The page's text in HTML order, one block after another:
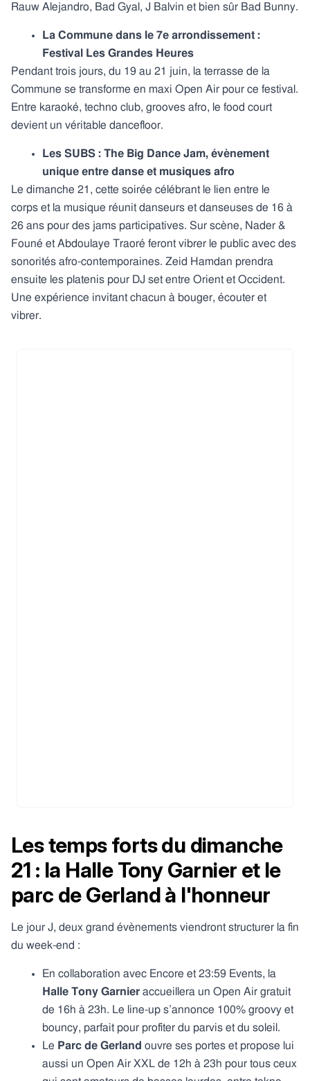
Rauw Alejandro, Bad Gyal, J Balvin et bien sûr Bad Bunny.
La Commune dans le 7e arrondissement :
Festival Les Grandes Heures
Pendant trois jours, du 19 au 21 juin, la terrasse de la
Commune se transforme en maxi Open Air pour ce festival.
Entre karaoké, techno club, grooves afro, le food court
devient un véritable dancefloor.
Les SUBS : The Big Dance Jam, évènement
unique entre danse et musiques afro
Le dimanche 21, cette soirée célébrant le lien entre le
corps et la musique réunit danseurs et danseuses de 16 à
26 ans pour des jams participatives. Sur scène, Nader &
Founé et Abdoulaye Traoré feront vibrer le public avec des
sonorités afro-contemporaines. Zeid Hamdan prendra
ensuite les platenis pour DJ set entre Orient et Occident.
Une expérience invitant chacun à bouger, écouter et
vibrer.
Les temps forts du dimanche
21 : la Halle Tony Garnier et le
parc de Gerland à l'honneur
Le jour J, deux grand évènements viendront structurer la fin
du week-end :
En collaboration avec Encore et 23:59 Events, la
Halle Tony Garnier accueillera un Open Air gratuit
de 16h à 23h. Le line-up s’annonce 100% groovy et
bouncy, parfait pour profiter du parvis et du soleil.
Le Parc de Gerland ouvre ses portes et propose lui
aussi un Open Air XXL de 12h à 23h pour tous ceux